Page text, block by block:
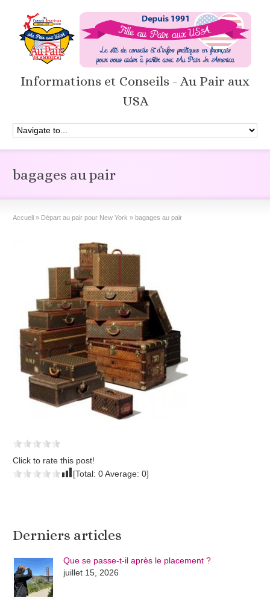
Informations et Conseils - Au Pair aux
USA
bagages au pair
Accueil » Départ au pair pour New York » bagages au pair
Click to rate this post!
[Total:0Average:0]
Derniers articles
Que se passe-t-il après le placement ?
juillet 15, 2026